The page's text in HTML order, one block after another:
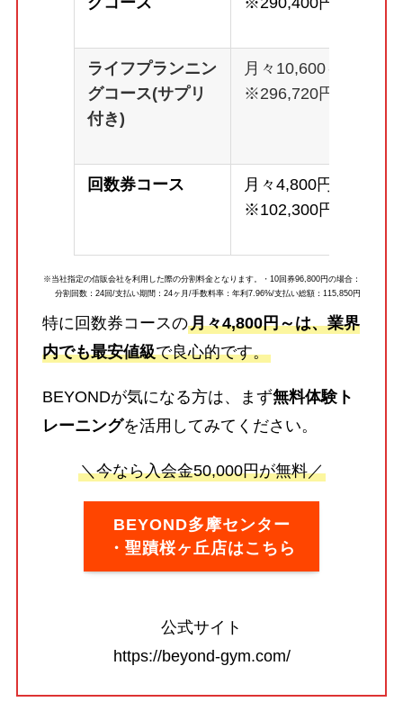
ライフプランニン
グコース(サプリ
付き)
月々10,600～
※296,720円
回数券コース
月々4,800円～
※102,300円
※当社指定の信販会社を利用した際の分割料金となります。・10回券96,800円の場合：
分割回数：24回/支払い期間：24ヶ月/手数料率：年利7.96%/支払い総額：115,850円
特に回数券コースの月々4,800円～は、業界
内でも最安値級で良心的です。
BEYONDが気になる方は、まず無料体験ト
レーニングを活用してみてください。
＼今なら入会金50,000円が無料／
BEYOND多摩センター
・聖蹟桜ヶ丘店はこちら
公式サイト
https://beyond-gym.com/